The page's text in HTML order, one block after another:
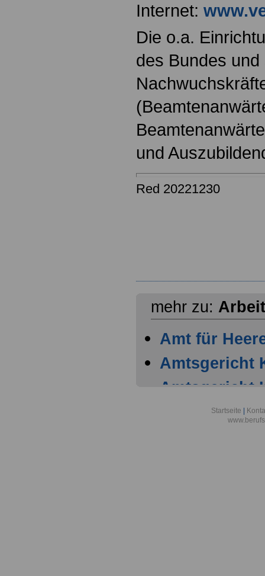
Internet:
Die o.a.
des Bundes und
und
Red 20221230
mehr zu:
Amt für
Amtsgericht
Amtsgericht
Amtsgericht
Startseite